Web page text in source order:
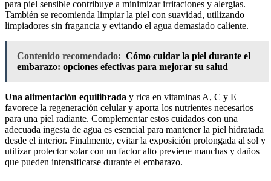
para piel sensible contribuye a minimizar irritaciones y alergias.
También se recomienda limpiar la piel con suavidad, utilizando
limpiadores sin fragancia y evitando el agua demasiado caliente.
Contenido recomendado: Cómo cuidar la piel durante el
embarazo: opciones efectivas para mejorar su salud
Una alimentación equilibrada y rica en vitaminas A, C y E
favorece la regeneración celular y aporta los nutrientes necesarios
para una piel radiante. Complementar estos cuidados con una
adecuada ingesta de agua es esencial para mantener la piel hidratada
desde el interior. Finalmente, evitar la exposición prolongada al sol y
utilizar protector solar con un factor alto previene manchas y daños
que pueden intensificarse durante el embarazo.